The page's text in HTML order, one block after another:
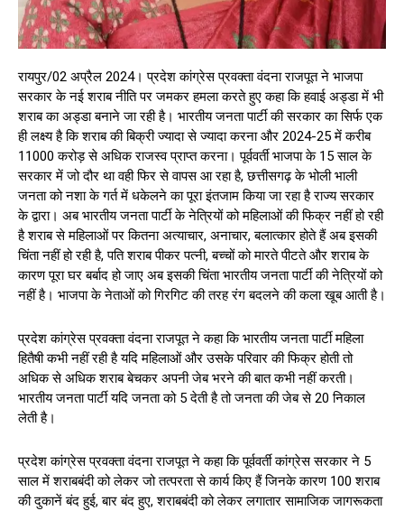
रायपुर/02 अप्रैल 2024। प्रदेश कांग्रेस प्रवक्ता वंदना राजपूत ने भाजपा
सरकार के नई शराब नीति पर जमकर हमला करते हुए कहा कि हवाई अड्डा में भी
शराब का अड्डा बनाने जा रही है। भारतीय जनता पार्टी की सरकार का सिर्फ एक
ही लक्ष्य है कि शराब की बिक्री ज्यादा से ज्यादा करना और 2024-25 में करीब
11000 करोड़ से अधिक राजस्व प्राप्त करना। पूर्ववर्ती भाजपा के 15 साल के
सरकार में जो दौर था वही फिर से वापस आ रहा है, छत्तीसगढ़ के भोली भाली
जनता को नशा के गर्त में धकेलने का पूरा इंतजाम किया जा रहा है राज्य सरकार
के द्वारा। अब भारतीय जनता पार्टी के नेत्रियों को महिलाओं की फिक्र नहीं हो रही
है शराब से महिलाओं पर कितना अत्याचार, अनाचार, बलात्कार होते हैं अब इसकी
चिंता नहीं हो रही है, पति शराब पीकर पत्नी, बच्चों को मारते पीटते और शराब के
कारण पूरा घर बर्बाद हो जाए अब इसकी चिंता भारतीय जनता पार्टी की नेत्रियों को
नहीं है। भाजपा के नेताओं को गिरगिट की तरह रंग बदलने की कला खूब आती है।
प्रदेश कांग्रेस प्रवक्ता वंदना राजपूत ने कहा कि भारतीय जनता पार्टी महिला
हितैषी कभी नहीं रही है यदि महिलाओं और उसके परिवार की फिक्र होती तो
अधिक से अधिक शराब बेचकर अपनी जेब भरने की बात कभी नहीं करती।
भारतीय जनता पार्टी यदि जनता को ₹5 देती है तो जनता की जेब से ₹20 निकाल
लेती है।
प्रदेश कांग्रेस प्रवक्ता वंदना राजपूत ने कहा कि पूर्ववर्ती कांग्रेस सरकार ने 5
साल में शराबबंदी को लेकर जो तत्परता से कार्य किए हैं जिनके कारण 100 शराब
की दुकानें बंद हुई, बार बंद हुए, शराबबंदी को लेकर लगातार सामाजिक जागरूकता